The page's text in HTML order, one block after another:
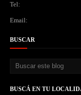
Tel:
Email:
BUSCAR
BUSCÁ EN TU